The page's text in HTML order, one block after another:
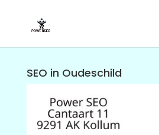
SEO in Oudeschild